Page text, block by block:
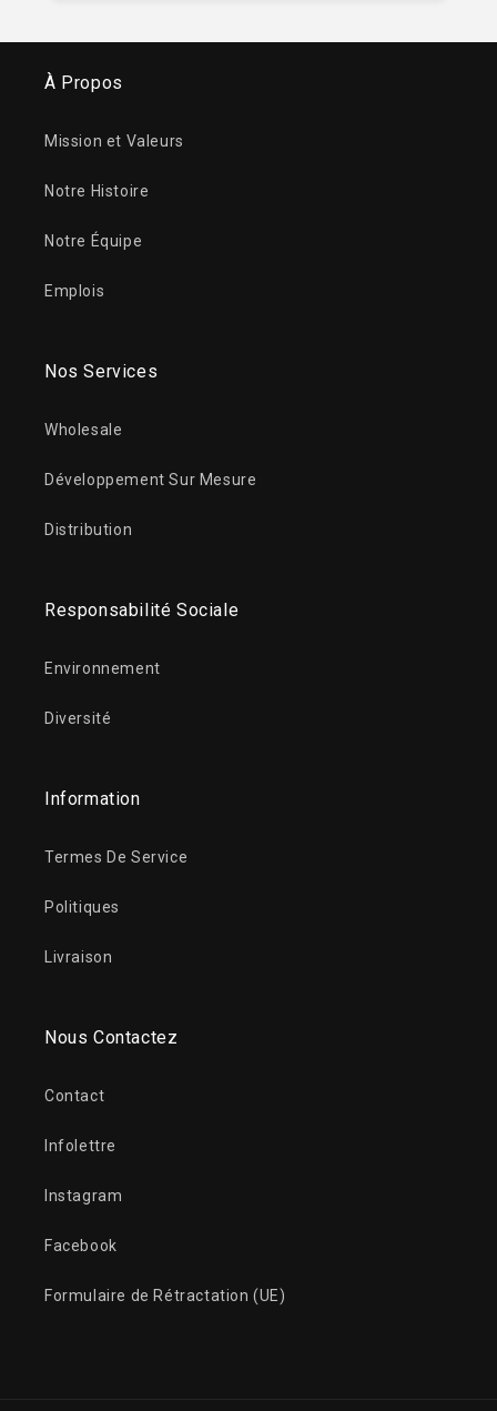
À Propos
Mission et Valeurs
Notre Histoire
Notre Équipe
Emplois
Nos Services
Wholesale
Développement Sur Mesure
Distribution
Responsabilité Sociale
Environnement
Diversité
Information
Termes De Service
Politiques
Livraison
Nous Contactez
Contact
Infolettre
Instagram
Facebook
Formulaire de Rétractation (UE)